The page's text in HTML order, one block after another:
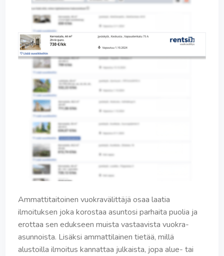
Ammattitaitoinen vuokravälittäjä osaa laatia
ilmoituksen joka korostaa asuntosi parhaita puolia ja
erottaa sen edukseen muista vastaavista vuokra-
asunnoista. Lisäksi ammattilainen tietää, millä
alustoilla ilmoitus kannattaa julkaista, jopa alue- tai